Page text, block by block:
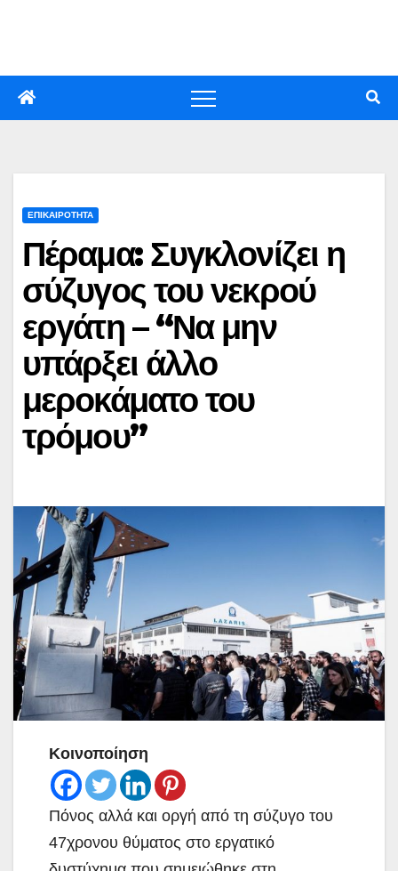
ΕΠΙΚΑΙΡΟΤΗΤΑ
Πέραμα: Συγκλονίζει η
σύζυγος του νεκρού
εργάτη – “Να μην
υπάρξει άλλο
μεροκάματο του
τρόμου”
Κοινοποίηση
Πόνος αλλά και οργή από τη σύζυγο του
47χρονου θύματος στο εργατικό